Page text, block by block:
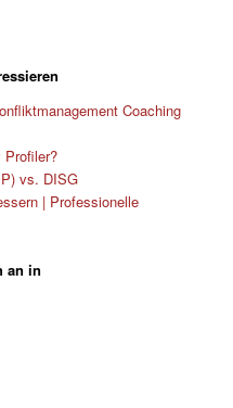
Coaching
Profiler?
vs. DISG
| Professionelle
an in